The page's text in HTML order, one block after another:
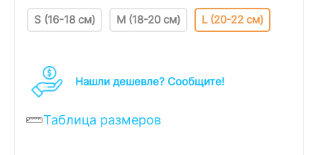
S (16-18 см) M (18-20 см) L (20-22 см)
Нашли дешевле? Cообщите!
Таблица размеров